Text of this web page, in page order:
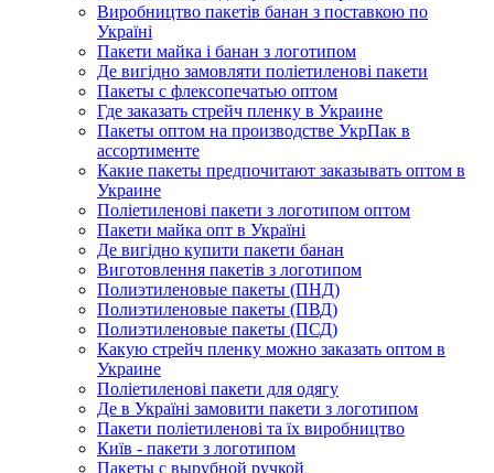
Виробництво пакетів банан з поставкою по
Україні
Пакети майка і банан з логотипом
Де вигідно замовляти поліетиленові пакети
Пакеты с флексопечатью оптом
Где заказать стрейч пленку в Украине
Пакеты оптом на производстве УкрПак в
ассортименте
Какие пакеты предпочитают заказывать оптом в
Украине
Поліетиленові пакети з логотипом оптом
Пакети майка опт в Україні
Де вигідно купити пакети банан
Виготовлення пакетів з логотипом
Полиэтиленовые пакеты (ПНД)
Полиэтиленовые пакеты (ПВД)
Полиэтиленовые пакеты (ПСД)
Какую стрейч пленку можно заказать оптом в
Украине
Поліетиленові пакети для одягу
Де в Україні замовити пакети з логотипом
Пакети поліетиленові та їх виробництво
Київ - пакети з логотипом
Пакеты с вырубной ручкой